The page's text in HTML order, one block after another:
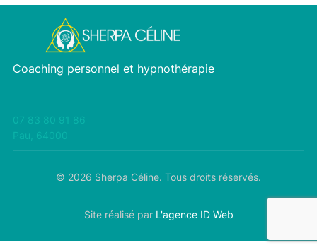
Coaching personnel et hypnothérapie
07 83 80 91 86
Pau 64000
© 2026 Sherpa Céline. Tous droits réservés.
Site réalisé par L'agence ID Web